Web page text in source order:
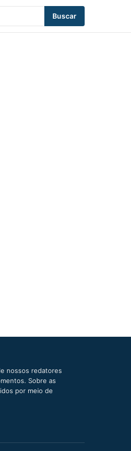
Buscar
nossos redatores
Sobre as
por meio de